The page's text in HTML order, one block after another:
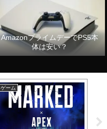
AmazonプライムデーでPS5本
体は安い？
ゲーム